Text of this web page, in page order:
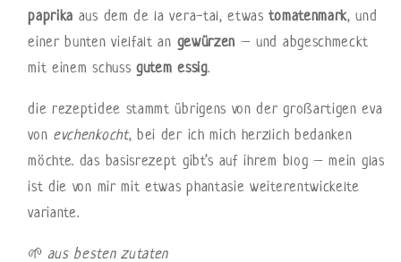
paprika aus dem de la vera-tal, etwastomatenmark, und
einer bunten vielfalt an gewürzen – und abgeschmeckt
mit einem schuss gutem essig.
die rezeptidee stammt übrigens von der großartigen eva
von evchenkocht, bei der ich mich herzlich bedanken
möchte. das basisrezept gibt’s auf ihrem blog – mein glas
ist die von mir mit etwas phantasie weiterentwickelte
variante.
🌱 aus besten zutaten